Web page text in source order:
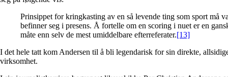
Prinsippet for kringkasting av en så levende ting som sport må
befinner seg i presens. Å fortelle om en scoring i nuet er en
måte enn selv de mest umiddelbare efterreferater.[13]
I det hele tatt kom Andersen til å bli legendarisk for sin direkte,
virksomhet.